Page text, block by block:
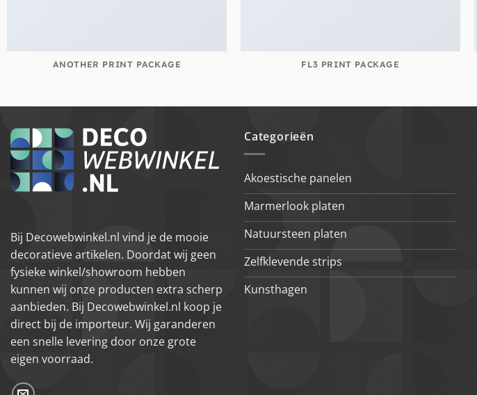
ANOTHER PRINT PACKAGE FL3 PRINT PACKAGE
Bij Decowebwinkel.nl vind je de mooie
decoratieve artikelen. Doordat wij geen
fysieke winkel/showroom hebben
kunnen wij onze producten extra scherp
aanbieden. Bij Decowebwinkel.nl koop je
direct bij de importeur. Wij garanderen
een snelle levering door onze grote
eigen voorraad.
Categorieën
Akoestische panelen
Marmerlook platen
Natuursteen platen
Zelfklevende strips
Kunsthagen